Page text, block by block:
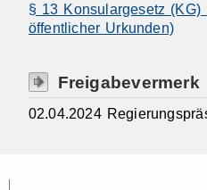
§ 13 Konsulargesetz
öffentlicher Urkunden)
Freigabevermerk
02.04.2024